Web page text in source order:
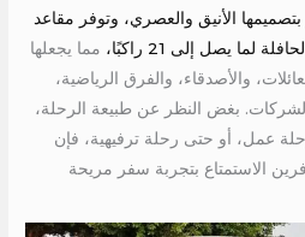
بتصميمها الأنيق والعصري، وتوفر مقاعد
يصل إلى 21 راكبًا،
مما يجعلها
والأصدقاء، والفرق الرياضية،
بغض النظر عن طبيعة الرحلة،
عمل، أو حتى رحلة ترفيهية، فإن
الاستمتاع بتجربة سفر مريحة